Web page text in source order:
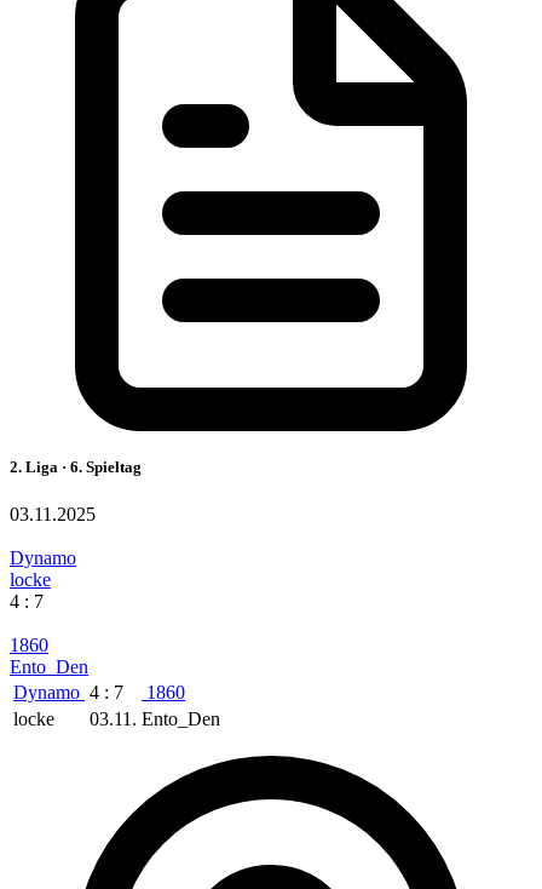
2. Liga · 6. Spieltag
03.11.2025
Dynamo
locke
4 : 7
1860
Ento_Den
Dynamo 4 : 7
1860
locke
03.11. Ento_Den